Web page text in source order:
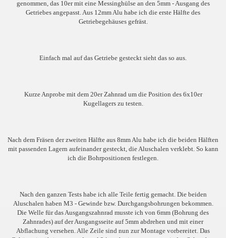
genommen, das 10er mit eine Messinghülse an den 5mm - Ausgang des
Getriebes angepasst. Aus 12mm Alu habe ich die erste Hälfte des
Getriebegehäuses gefräst.
Einfach mal auf das Getriebe gesteckt sieht das so aus.
Kurze Anprobe mit dem 20er Zahnrad um die Position des 6x10er
Kugellagers zu testen.
Nach dem Fräsen der zweiten Hälfte aus 8mm Alu habe ich die beiden Hälften
mit passenden Lagern aufeinander gesteckt, die Aluschalen verklebt. So kann
ich die Bohrpositionen festlegen.
Nach den ganzen Tests habe ich alle Teile fertig gemacht. Die beiden
Aluschalen haben M3 - Gewinde bzw. Durchgangsbohrungen bekommen.
Die Welle für das Ausgangszahnrad musste ich von 6mm (Bohrung des
Zahnrades) auf der Ausgangsseite auf 5mm abdrehen und mit einer
Abflachung versehen. Alle Zeile sind nun zur Montage vorbereitet. Das